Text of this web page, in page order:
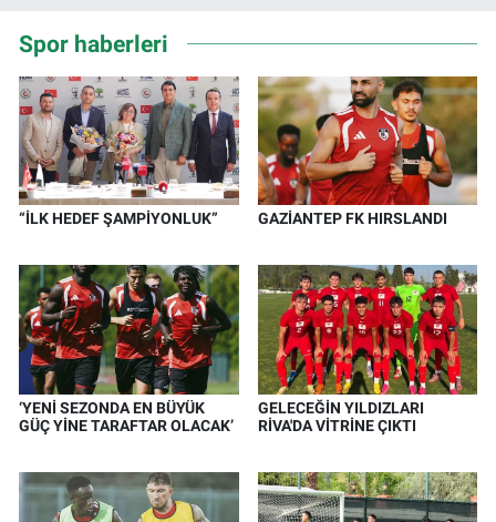
Spor haberleri
“İLK HEDEF ŞAMPİYONLUK” GAZİANTEP FK HIRSLANDI
‘YENİ SEZONDA EN BÜYÜK
GÜÇ YİNE TARAFTAR OLACAK’
GELECEĞİN YILDIZLARI
RİVA'DA VİTRİNE ÇIKTI